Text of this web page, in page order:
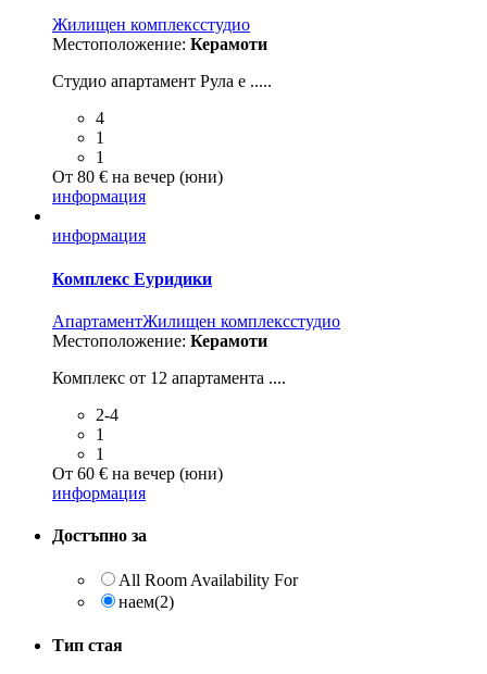
Жилищен комплексстудио
Местоположение: Керамоти
Студио апартамент Рула е .....
4
1
1
От 80 € на вечер (юни)
информация
информация
Комплекс Еуридики
AпартаментЖилищен комплексстудио
Местоположение: Керамоти
Комплекс от 12 апартамента ....
2-4
1
1
От 60 € на вечер (юни)
информация
Достъпно за
All Room Availability For
наем(2)
Тип стая